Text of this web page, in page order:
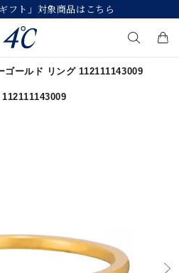
フト」対象商品はこちら
キーワードで検索する
ゴールド リング 112111143009
112111143009